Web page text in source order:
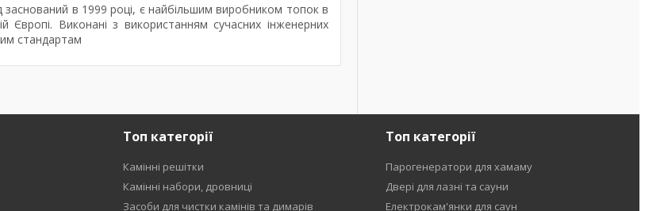
заснований в 1999 році, є найбільшим виробником топок в
Європі. Виконані з використанням сучасних інженерних
стандартам
Топ категорії
Камінні решітки
Камінні набори, дровниці
Засоби для чистки камінів та димарів
Топ категорії
Парогенератори для хамаму
Двері для лазні та сауни
Електрокам'янки для саун